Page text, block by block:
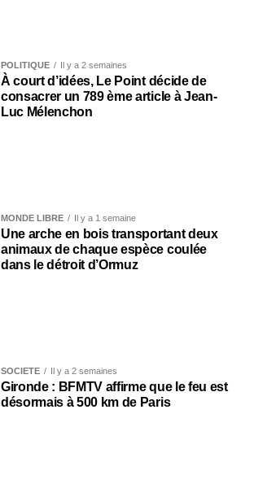
POLITIQUE Il y a 2 semaines
À court d’idées, Le Point décide de
consacrer un 789 ème article à Jean-
Luc Mélenchon
MONDE LIBRE Il y a 1 semaine
Une arche en bois transportant deux
animaux de chaque espèce coulée
dans le détroit d’Ormuz
SOCIÉTÉ Il y a 2 semaines
Gironde : BFMTV affirme que le feu est
désormais à 500 km de Paris